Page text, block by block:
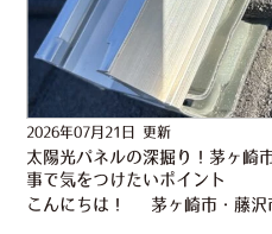
2026年07月21日 更新
太陽光パネルの深掘り！茅ヶ崎
事で気をつけたいポイント